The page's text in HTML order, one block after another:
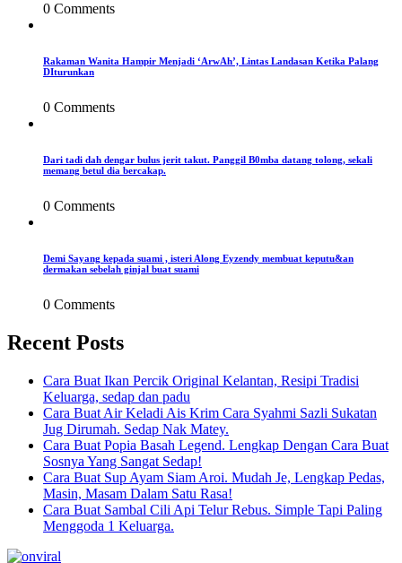
0 Comments
Rakaman Wanita Hampir Menjadi ‘ArwAh’, Lintas Landasan Ketika Palang
DIturunkan
0 Comments
Dari tadi dah dengar bulus jerit takut. Panggil B0mba datang tolong, sekali
memang betul dia bercakap.
0 Comments
Demi Sayang kepada suami , isteri Along Eyzendy membuat keputu&an
dermakan sebelah ginjal buat suami
0 Comments
Recent Posts
Cara Buat Ikan Percik Original Kelantan, Resipi Tradisi
Keluarga, sedap dan padu
Cara Buat Air Keladi Ais Krim Cara Syahmi Sazli Sukatan
Jug Dirumah. Sedap Nak Matey.
Cara Buat Popia Basah Legend. Lengkap Dengan Cara Buat
Sosnya Yang Sangat Sedap!
Cara Buat Sup Ayam Siam Aroi. Mudah Je, Lengkap Pedas,
Masin, Masam Dalam Satu Rasa!
Cara Buat Sambal Cili Api Telur Rebus. Simple Tapi Paling
Menggoda 1 Keluarga.